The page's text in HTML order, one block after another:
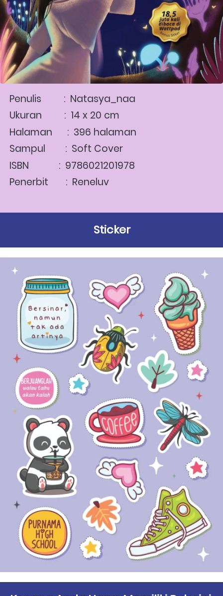
Penulis         :  Natasya_naa
Ukuran         :  14 x 20 cm
Halaman      :  396 halaman
Sampul        :  Soft Cover
ISBN            :  9786021201978
Penerbit       :  Reneluv
Sticker